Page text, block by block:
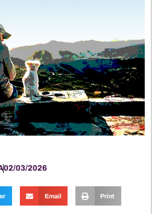
02/03/2026
Email Print